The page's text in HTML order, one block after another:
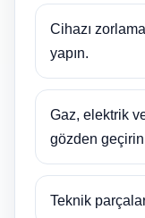
Cihazı
yapın.
Gaz, elektrik
gözden
Teknik